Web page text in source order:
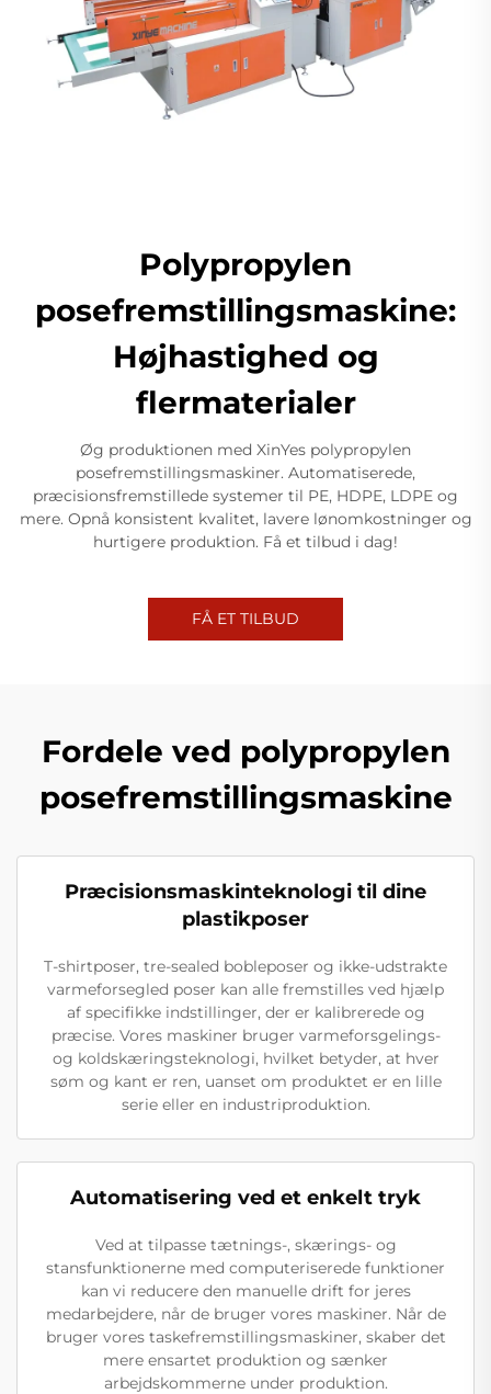
Polypropylen
posefremstillingsmaskine:
Højhastighed og
flermaterialer
Øg produktionen med XinYes polypropylen
posefremstillingsmaskiner. Automatiserede,
præcisionsfremstillede systemer til PE, HDPE, LDPE og
mere. Opnå konsistent kvalitet, lavere lønomkostninger og
hurtigere produktion. Få et tilbud i dag!
FÅ ET TILBUD
Fordele ved polypropylen
posefremstillingsmaskine
Præcisionsmaskinteknologi til dine
plastikposer
T-shirtposer, tre-sealed bobleposer og ikke-udstrakte
varmeforsegled poser kan alle fremstilles ved hjælp
af specifikke indstillinger, der er kalibrerede og
præcise. Vores maskiner bruger varmeforsgelings-
og koldskæringsteknologi, hvilket betyder, at hver
søm og kant er ren, uanset om produktet er en lille
serie eller en industriproduktion.
Automatisering ved et enkelt tryk
Ved at tilpasse tætnings-, skærings- og
stansfunktionerne med computeriserede funktioner
kan vi reducere den manuelle drift for jeres
medarbejdere, når de bruger vores maskiner. Når de
bruger vores taskefremstillingsmaskiner, skaber det
mere ensartet produktion og sænker
arbejdskommerne under produktion.